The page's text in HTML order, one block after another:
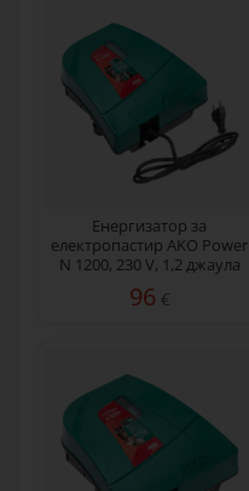
Енергизатор за
електропастир AKO Power
N 1200, 230 V, 1,2 джаула
96 €